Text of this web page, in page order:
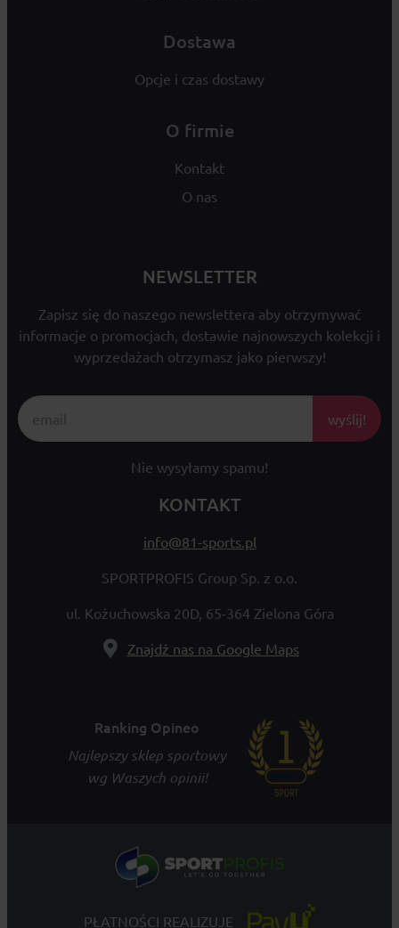
Dostawa
Opcje i czas dostawy
O firmie
Kontakt
O nas
NEWSLETTER
Zapisz się do naszego newslettera aby otrzymywać
informacje o promocjach, dostawie najnowszych kolekcji i
wyprzedażach otrzymasz jako pierwszy!
wyślij!
Nie wysyłamy spamu!
KONTAKT
info@81-sports.pl
SPORTPROFIS Group Sp. z o.o.
ul. Kożuchowska 20D, 65-364 Zielona Góra
Znajdź nas na Google Maps
Ranking Opineo
Najlepszy sklep sportowy
wg Waszych opinii!
PŁATNOŚCI REALIZUJE